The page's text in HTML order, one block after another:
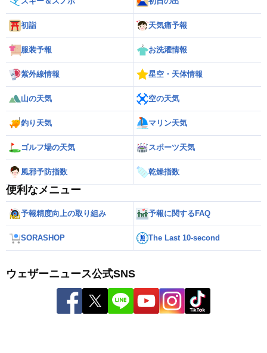
初詣 天気痛予報
服装予報 お洗濯情報
紫外線情報 星空・天体情報
山の天気 空の天気
釣り天気 マリン天気
ゴルフ場の天気 スポーツ天気
風邪予防指数 乾燥指数
便利なメニュー
予報精度向上の取り組み 予報に関するFAQ
SORASHOP The Last 10-second
ウェザーニュース公式SNS